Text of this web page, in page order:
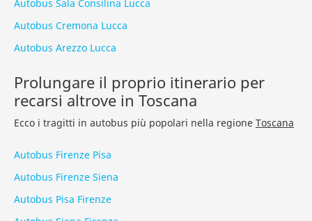
Autobus Sala Consilina Lucca
Autobus Cremona Lucca
Autobus Arezzo Lucca
Prolungare il proprio itinerario per
recarsi altrove in Toscana
Ecco i tragitti in autobus più popolari nella regione Toscana
Autobus Firenze Pisa
Autobus Firenze Siena
Autobus Pisa Firenze